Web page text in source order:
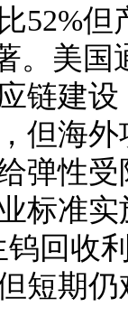
52%但
。美国
链建
但海
弹性
标准
回收
短期